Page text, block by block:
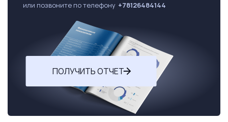
или позвоните по телефону +78126484144
ПОЛУЧИТЬ ОТЧЕТ